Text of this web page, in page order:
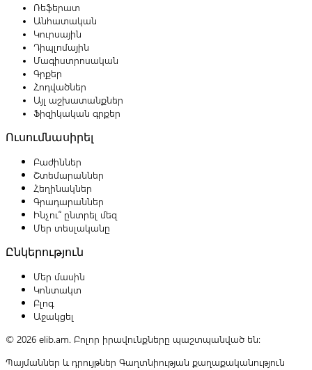
Ռեֆերատ
Անհատական
Կուրսային
Դիպլոմային
Մագիստրոսական
Գրքեր
Հոդվածներ
Այլ աշխատանքներ
Ֆիզիկական գրքեր
Ուսումնասիրել
Բաժիններ
Շտեմարաններ
Հեղինակներ
Գրադարաններ
Ինչու՞ ընտրել մեզ
Մեր տեսլականը
Ընկերություն
Մեր մասին
Կոնտակտ
Բլոգ
Աջակցել
© 2026 elib.am. Բոլոր իրավունքները պաշտպանված են:
Պայմաններ և դրույթներ Գաղտնիության քաղաքականություն